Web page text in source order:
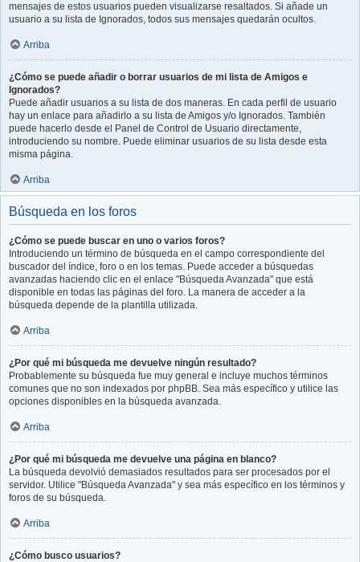
mensajes de estos usuarios pueden visualizarse resaltados. Si añade un
usuario a su lista de Ignorados, todos sus mensajes quedarán ocultos.
Arriba
¿Cómo se puede añadir o borrar usuarios de mi lista de Amigos e
Ignorados?
Puede añadir usuarios a su lista de dos maneras. En cada perfil de usuario
hay un enlace para añadirlo a su lista de Amigos y/o Ignorados. También
puede hacerlo desde el Panel de Control de Usuario directamente,
introduciendo su nombre. Puede eliminar usuarios de su lista desde esta
misma página.
Arriba
Búsqueda en los foros
¿Cómo se puede buscar en uno o varios foros?
Introduciendo un término de búsqueda en el campo correspondiente del
buscador del índice, foro o en los temas. Puede acceder a búsquedas
avanzadas haciendo clic en el enlace "Búsqueda Avanzada" que está
disponible en todas las páginas del foro. La manera de acceder a la
búsqueda depende de la plantilla utilizada.
Arriba
¿Por qué mi búsqueda me devuelve ningún resultado?
Probablemente su búsqueda fue muy general e incluye muchos términos
comunes que no son indexados por phpBB. Sea más específico y utilice las
opciones disponibles en la búsqueda avanzada.
Arriba
¿Por qué mi búsqueda me devuelve una página en blanco?
La búsqueda devolvió demasiados resultados para ser procesados por el
servidor. Utilice "Búsqueda Avanzada" y sea más específico en los términos y
foros de su búsqueda.
Arriba
¿Cómo busco usuarios?